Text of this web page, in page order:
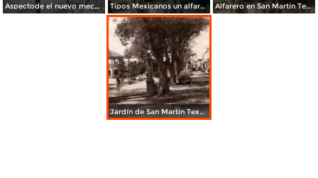
Aspectode el nuevo mecado. Tipos Mexicanos un alfarero. Alfarero en San Martín Texmelucán
Jardín de San Martín Texmelucán